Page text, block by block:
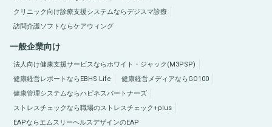
クリニック向け診療支援システムならデジスマ診療
訪問介護ソフトならケアウィング
一般企業向け
法人向け健康支援サービスならホワイト・ジャック(M3PSP)
健康経営レポートならEBHS Life
健康経営メディアならGO100
健康管理システムならハピネスパートナーズ
ストレスチェックなら職場のストレスチェック+plus
EAPならエムスリーヘルスデザインのEAP